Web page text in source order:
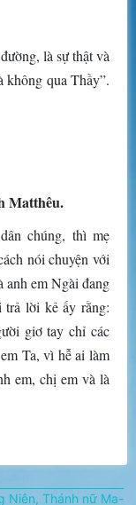
là sự thật và
không qua Thầy”.
Matthêu.
chúng, thì mẹ
nói chuyện với
anh em Ngài đang
lời kẻ ấy rằng:
giơ tay chỉ các
Ta, vì hễ ai làm
em, chị em và là
Niên, Thánh nữ Ma-